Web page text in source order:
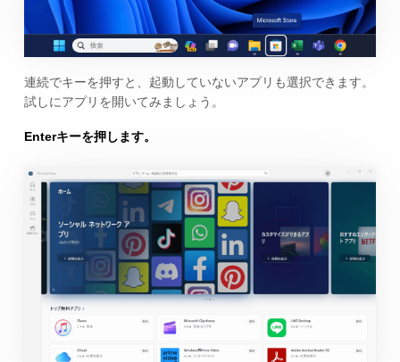
連続でキーを押すと、起動していないアプリも選択できます。
試しにアプリを開いてみましょう。
Enterキーを押します。